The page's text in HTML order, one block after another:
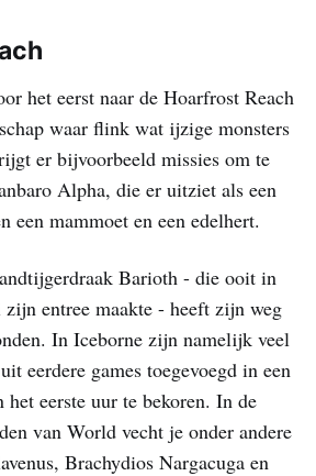
het eerst naar de Hoarfrost Reach
waar flink wat ijzige monsters
er bijvoorbeeld missies om te
Alpha, die er uitziet als een
een mammoet en een edelhert.
Barioth - die ooit in
entree maakte - heeft zijn weg
In Iceborne zijn namelijk veel
eerdere games toegevoegd in een
eerste uur te bekoren. In de
van World vecht je onder andere
Brachydios Nargacuga en